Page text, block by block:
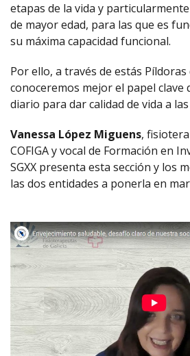
etapas de la vida y
de mayor edad, para las que es
su máxima capacidad funcional.
Por ello, a través de estás
conoceremos mejor el papel clave
diario para dar calidad de vida a
Vanessa López Miguens,
COFIGA y vocal de Formación en
SGXX presenta esta sección y los
las dos entidades a ponerla en